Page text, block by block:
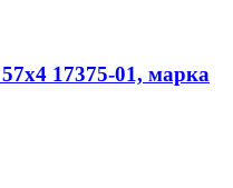
17375-01, марка